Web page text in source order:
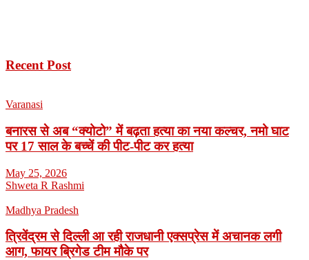
Recent Post
Varanasi
बनारस से अब “क्योटो” में बढ़ता हत्या का नया कल्चर, नमो घाट
पर 17 साल के बच्चें की पीट-पीट कर हत्या
May 25, 2026
Shweta R Rashmi
Madhya Pradesh
त्रिवेंद्रम से दिल्ली आ रही राजधानी एक्सप्रेस में अचानक लगी
आग, फायर ब्रिगेड टीम मौके पर